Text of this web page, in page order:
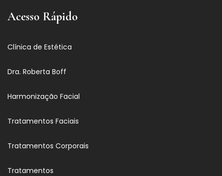
Acesso Rápido
Clínica de Estética
Dra. Roberta Boff
Harmonização Facial
Tratamentos Faciais
Tratamentos Corporais
Tratamentos